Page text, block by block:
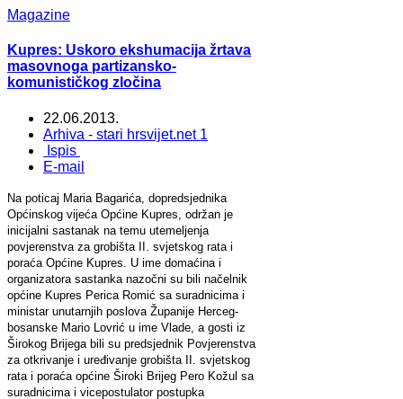
Magazine
Kupres: Uskoro ekshumacija žrtava
masovnoga partizansko-
komunističkog zločina
22.06.2013.
Arhiva - stari hrsvijet.net 1
Ispis
E-mail
Na poticaj Maria Bagarića, dopredsjednika
Općinskog vijeća Općine Kupres, održan je
inicijalni sastanak na temu utemeljenja
povjerenstva za grobišta II. svjetskog rata i
poraća Općine Kupres. U ime domaćina i
organizatora sastanka nazočni su bili načelnik
općine Kupres Perica Romić sa suradnicima i
ministar unutarnjih poslova Županije Herceg-
bosanske Mario Lovrić u ime Vlade, a gosti iz
Širokog Brijega bili su predsjednik Povjerenstva
za otkrivanje i uređivanje grobišta II. svjetskog
rata i poraća općine Široki Brijeg Pero Kožul sa
suradnicima i vicepostulator postupka